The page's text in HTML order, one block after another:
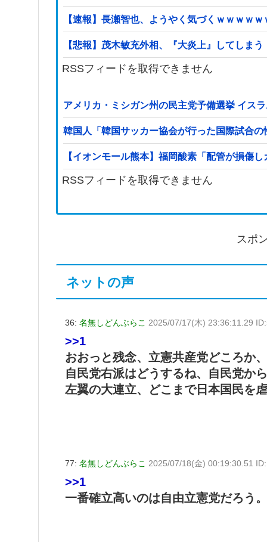
【速報】長瀬智也、ようやく気づくｗｗｗｗｗ
【悲報】茂木敏充外相、『大炎上』してしま
RSSフィードを取得できません
アメリカ・ミシガン州の民主党予備選挙 イス
韓国人「韓国サッカー協会が行った国際試合
【イオンモール熊本】福岡酸素「配管が損傷
RSSフィードを取得できません
スポ
ネットの声
36: 名無しどんぶらこ 2025/07/17(木) 23:36:11.29
>>1
おおっと残念、立憲共産党どころか
自民党右派はどうするね、自民党か
左翼の大連立、どこまで日本国民を
77: 名無しどんぶらこ 2025/07/18(金) 00:19:30.51
>>1
一番確立高いのは自由立憲党だろう。